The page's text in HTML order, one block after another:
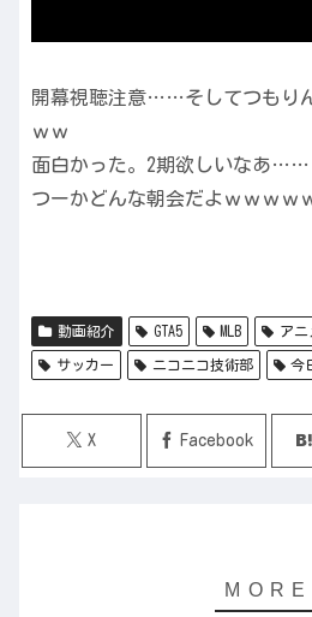
開幕視聴注意……そしてつもり
ｗｗ
面白かった。2期欲しいなあ……
つーかどんな朝会だよｗｗｗｗ
動画紹介 GTA5 MLB アニ
サッカー ニコニコ技術部 今
X Facebook